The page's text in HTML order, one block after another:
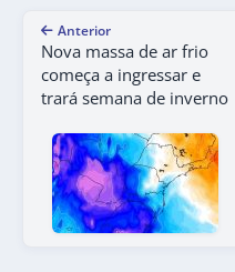
Anterior
Nova massa de ar frio
começa a ingressar e
trará semana de inverno